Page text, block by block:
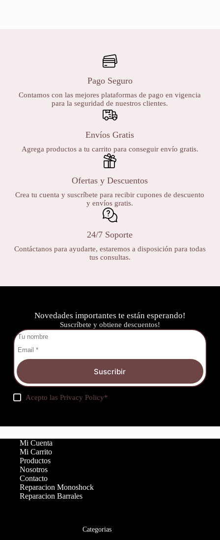
Pago Seguro
Contamos con las mejores plataformas de pago en vigencia
para la seguridad de nuestros clientes.
Envíos Gratis
Agrega productos a tu carrito para conseguir envío gratis.
Ofertas y Descuentos
Crea tu cuenta y suscríbete para recibir cupones de descuento
y envíos gratis.
24/7 Soporte
Contáctanos para ayudarte, estaremos a disposición para todas
tus consultas.
Novedades importantes te están esperando!
Suscríbete y obtiene descuentos!
Suscribir
Acepto lasPrivacy Policy*
Mi Cuenta
Mi Carrito
Productos
Nosotros
Contacto
Reparacion Monoshock
Reparacion Barrales
Categorias